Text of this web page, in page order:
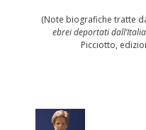
(Note biografiche tratte
ebrei deportati
Picciotto,